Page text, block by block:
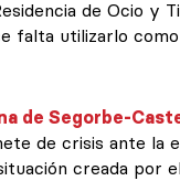
de Ocio y
falta utilizarlo
de Segorbe-
de crisis ante la
creada por